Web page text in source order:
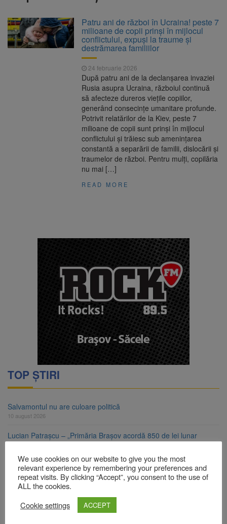
integrate de mediu
10 august 2026
GOAT Rally 2026 ajunge în
Brașov și invită publicul în Piața Sfatului
pentru una dintre cele mai spectaculoase
opriri ale turului automobilistic dedicat
promovării României
România, pe primul loc la
Mondialele U19 de canotaj. Trei medalii de
aur, una de argint și două de bronz
Parcul fotovoltaic de la
Zărnești, aproape de punerea în funcțiune.
Urmează contractul de prosumator
Salvamontul nu are culoare
Patru ani de război în Ucraina! peste 7
milioane de copii prinși în mijlocul
conflictului, expuși la traume și
destrămarea familiilor
24 februarie 2026
După patru ani de la declanșarea invaziei
Rusia asupra Ucraina, războiul continuă
să afecteze dureros viețile copiilor,
generând consecințe umanitare profunde.
Potrivit relatărilor de la Kiev, peste 7
milioane de copii sunt prinși în mijlocul
conflictului și trăiesc sub amenințarea
constantă a separării de familii, dislocării și
traumelor de război. Pentru mulți, copilăria
nu mai […]
READ MORE
TOP ȘTIRI
Salvamontul nu are culoare politică
10 august 2026
Lucian Patrașcu – „Primăria Brașov acordă 850 de lei lunar
10 august 2026
Kronospan Trading SRL organizează dezbatere publică la Brașov
privind emiterea/revizuirea autorizației integrate de mediu
GOAT Rally 2026 ajunge în Brașov și invită publicul în Piața
We use cookies on our website to give you the most
relevant experience by remembering your preferences and
repeat visits. By clicking “Accept”, you consent to the use of
ALL the cookies.
Cookie settings
ACCEPT